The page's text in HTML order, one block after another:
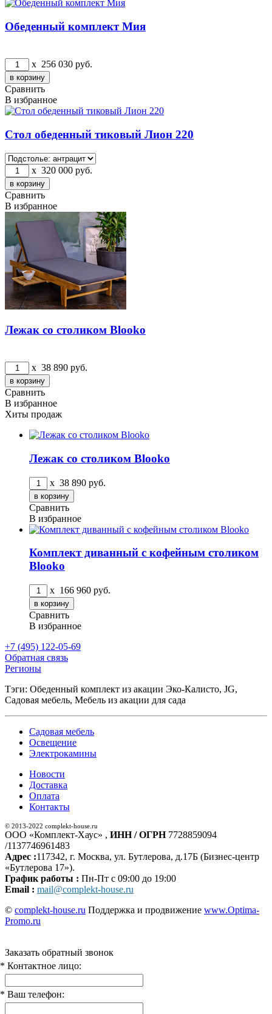
Обеденный комплект Мия
x 256 030 руб.
Сравнить
В избранное
Стол обеденный тиковый Лион 220
x 320 000 руб.
Сравнить
В избранное
Лежак со столиком Blooko
x 38 890 руб.
Сравнить
В избранное
Хиты продаж
Лежак со столиком Blooko
x 38 890 руб.
Сравнить
В избранное
Комплект диванный с кофейным столиком
Blooko
x 166 960 руб.
Сравнить
В избранное
+7 (495) 122-05-69
Обратная связь
Регионы
Тэги: Обеденный комплект из акации Эко-Калисто, JG,
Садовая мебель, Мебель из акации для сада
Садовая мебель
Освещение
Электрокамины
Новости
Доставка
Оплата
Контакты
© 2013-2022 complekt-house.ru
ООО «Комплект-Хаус» , ИНН / ОГРН7728859094
/1137746961483
Адрес :117342, г. Москва, ул. Бутлерова, д.17Б (Бизнес-центр
«Бутлерова 17»).
График работы : Пн-Пт с 09:00 до 19:00
Email : mail@complekt-house.ru
© complekt-house.ru Поддержка и продвижение www.Optima-
Promo.ru
Заказать обратный звонок
* Контактное лицо:
* Ваш телефон: